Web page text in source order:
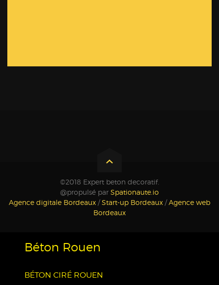
©2018 Expert beton decoratif.
@propulsé par Spationaute.io
Agence digitale Bordeaux /Start-up Bordeaux /Agence web
Bordeaux
Béton Rouen
BÉTON CIRÉ ROUEN